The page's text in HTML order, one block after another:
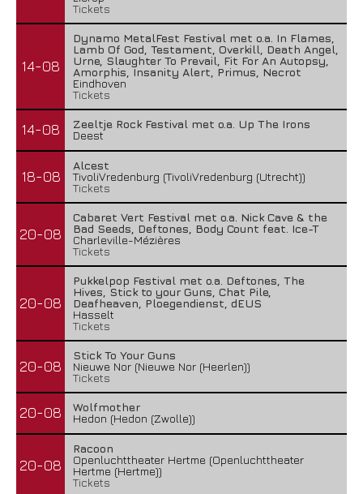
Tickets
14-08
Dynamo MetalFest Festival met o.a. In Flames,
Lamb Of God, Testament, Overkill, Death Angel,
Urne, Slaughter To Prevail, Fit For An Autopsy,
Amorphis, Insanity Alert, Primus, Necrot
Eindhoven
Tickets
14-08
Zeeltje Rock Festival met o.a. Up The Irons
Deest
18-08
Alcest
TivoliVredenburg (TivoliVredenburg (Utrecht))
Tickets
20-08
Cabaret Vert Festival met o.a. Nick Cave & the
Bad Seeds, Deftones, Body Count feat. Ice-T
Charleville-Mézières
Tickets
20-08
Pukkelpop Festival met o.a. Deftones, The
Hives, Stick to your Guns, Chat Pile,
Deafheaven, Ploegendienst, dEUS
Hasselt
Tickets
20-08
Stick To Your Guns
Nieuwe Nor (Nieuwe Nor (Heerlen))
Tickets
20-08
Wolfmother
Hedon (Hedon (Zwolle))
20-08
Racoon
Openluchttheater Hertme (Openluchttheater
Hertme (Hertme))
Tickets